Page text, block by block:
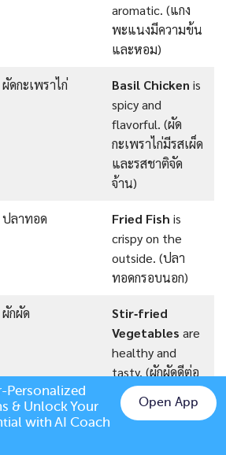
aromatic. (แกง
พะแนงมีความข้น
และหอม)
ผัดกะเพราไก่ Basil Chicken is
spicy and
flavorful. (ผัด
กะเพราไก่มีรสเผ็ด
และรสชาติจัด
จ้าน)
ปลาทอด Fried Fish is
crispy on the
outside. (ปลา
ทอดกรอบนอก)
ผักผัด
Stir‑fried
Vegetables are
healthy and
tasty. (ผักผัดดีต่อ
สุขภาพและอร่อย)
หมูย่าง Chat on LINE
Personalized
& Unlock Your
with AI Coach
Open App